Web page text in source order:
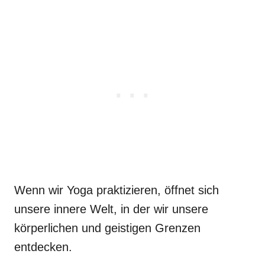
Wenn wir Yoga praktizieren, öffnet sich
unsere innere Welt, in der wir unsere
körperlichen und geistigen Grenzen
entdecken.